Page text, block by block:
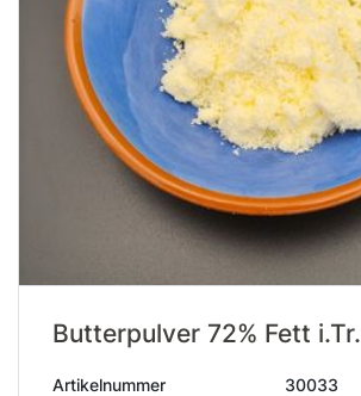
Butterpulver 72% Fett i.Tr.
Artikelnummer 30033